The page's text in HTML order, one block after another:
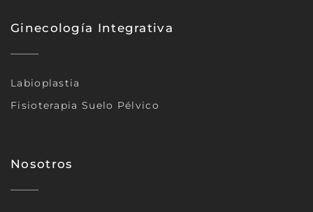
Ginecología Integrativa
Labioplastia
Fisioterapia Suelo Pélvico
Nosotros